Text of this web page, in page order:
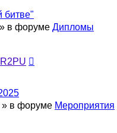
битве"
» в форуме Дипломы
R2PU
» в форуме Мероприятия